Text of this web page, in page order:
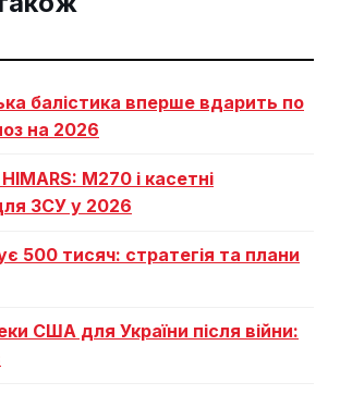
балістика вперше вдарить по
на 2026
М270 і касетні
ЗСУ у 2026
500 тисяч: стратегія та плани
США для України після війни: